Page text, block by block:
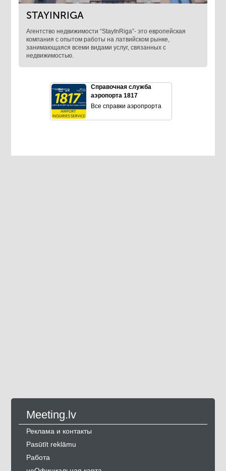
STAYINRIGA
Агентство недвижимости “StayInRiga”- это европейская
компания с опытом работы на латвийском рынке,
занимающаяся всеми видами услуг, связанных с
недвижимостью.
Справочная служба
аэропорта 1817
Все справки аэропрорта
Meeting.lv
Реклама и контакты
Pasūtīt reklāmu
Работа